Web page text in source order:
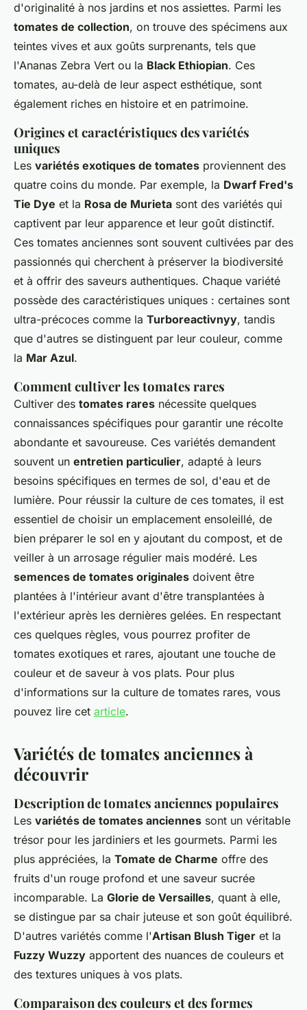
d'originalité à nos jardins et nos assiettes. Parmi les
tomates de collection, on trouve des spécimens aux
teintes vives et aux goûts surprenants, tels que
l'Ananas Zebra Vert ou la Black Ethiopian. Ces
tomates, au-delà de leur aspect esthétique, sont
également riches en histoire et en patrimoine.
Origines et caractéristiques des variétés
uniques
Les variétés exotiques de tomates proviennent des
quatre coins du monde. Par exemple, la Dwarf Fred's
Tie Dye et la Rosa de Murieta sont des variétés qui
captivent par leur apparence et leur goût distinctif.
Ces tomates anciennes sont souvent cultivées par des
passionnés qui cherchent à préserver la biodiversité
et à offrir des saveurs authentiques. Chaque variété
possède des caractéristiques uniques : certaines sont
ultra-précoces comme la Turboreactivnyy, tandis
que d'autres se distinguent par leur couleur, comme
la Mar Azul.
Comment cultiver les tomates rares
Cultiver des tomates rares nécessite quelques
connaissances spécifiques pour garantir une récolte
abondante et savoureuse. Ces variétés demandent
souvent un entretien particulier, adapté à leurs
besoins spécifiques en termes de sol, d'eau et de
lumière. Pour réussir la culture de ces tomates, il est
essentiel de choisir un emplacement ensoleillé, de
bien préparer le sol en y ajoutant du compost, et de
veiller à un arrosage régulier mais modéré. Les
semences de tomates originales doivent être
plantées à l'intérieur avant d'être transplantées à
l'extérieur après les dernières gelées. En respectant
ces quelques règles, vous pourrez profiter de
tomates exotiques et rares, ajoutant une touche de
couleur et de saveur à vos plats. Pour plus
d'informations sur la culture de tomates rares, vous
pouvez lire cet article.
Variétés de tomates anciennes à
découvrir
Description de tomates anciennes populaires
Les variétés de tomates anciennes sont un véritable
trésor pour les jardiniers et les gourmets. Parmi les
plus appréciées, la Tomate de Charme offre des
fruits d'un rouge profond et une saveur sucrée
incomparable. La Glorie de Versailles, quant à elle,
se distingue par sa chair juteuse et son goût équilibré.
D'autres variétés comme l'Artisan Blush Tiger et la
Fuzzy Wuzzy apportent des nuances de couleurs et
des textures uniques à vos plats.
Comparaison des couleurs et des formes